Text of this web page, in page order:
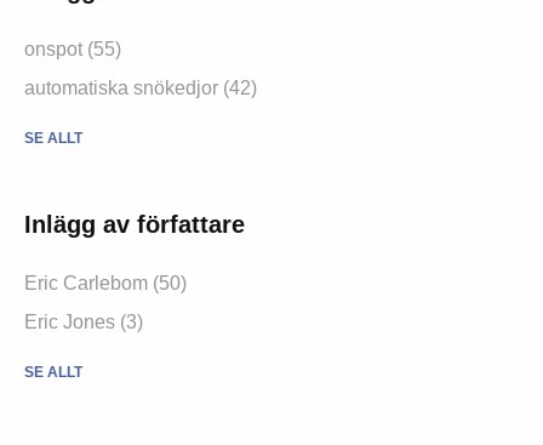
onspot (55)
automatiska snökedjor (42)
SE ALLT
Inlägg av författare
Eric Carlebom (50)
Eric Jones (3)
SE ALLT